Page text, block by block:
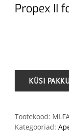
Propex II
Tootekood:
Kategooriad: